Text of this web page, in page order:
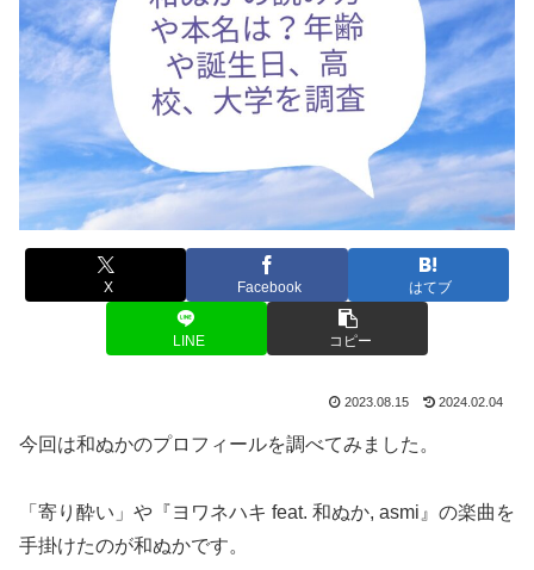
X Facebook はてブ
LINE コピー
2023.08.15 2024.02.04
今回は和ぬかのプロフィールを調べてみました。
「寄り酔い」や『ヨワネハキ feat. 和ぬか, asmi』の楽曲を
手掛けたのが和ぬかです。